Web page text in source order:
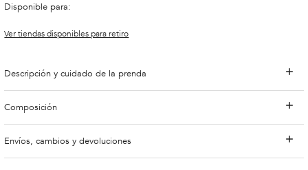
Disponible para:
Ver tiendas disponibles para retiro
Descripción y cuidado de la prenda
Composición
Envíos, cambios y devoluciones